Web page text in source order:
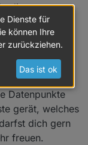
Dazu muß
mit der
Sieht
schon
Datenpunkte
gerät, welches
dich gern
freuen.
Dienste für
können Ihre
zurückziehen.
Das ist ok